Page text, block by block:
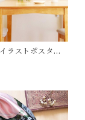
ラストポスター
おまかせセッ